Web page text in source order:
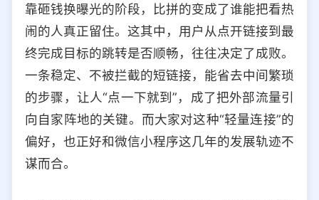
选择允许访问的平台类型
靠砸钱换曝光的阶段，比拼的变成了谁能把看热
闹的人真正留住。这其中，用户从点开链接到最
终完成目标的跳转是否顺畅，往往决定了成败。
一条稳定、不被拦截的短链接，能省去中间繁琐
的步骤，让人“点一下就到”，成了把外部流量引
向自家阵地的关键。而大家对这种“轻量连接”的
偏好，也正好和微信小程序这几年的发展轨迹不
谋而合。